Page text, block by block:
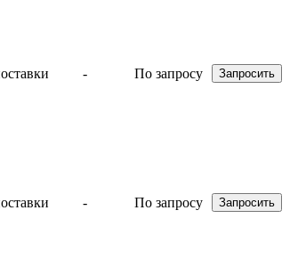
- По запросу
- По запросу